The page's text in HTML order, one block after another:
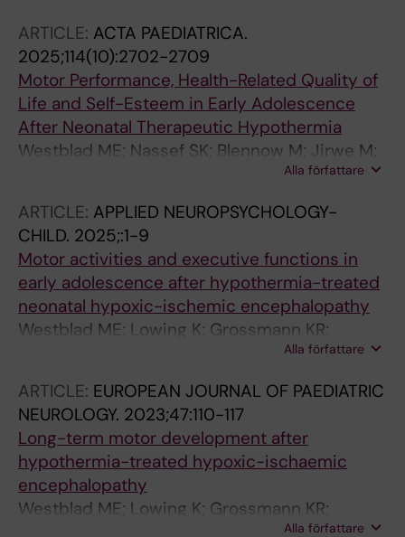
ARTICLE: ACTA PAEDIATRICA.
2025;114(10):2702-2709
Motor Performance, Health-Related Quality of
Life and Self-Esteem in Early Adolescence
After Neonatal Therapeutic Hypothermia
Westblad ME; Nassef SK; Blennow M; Jirwe M;
Alla författare
ARTICLE: APPLIED NEUROPSYCHOLOGY-
CHILD. 2025;:1-9
Motor activities and executive functions in
early adolescence after hypothermia-treated
neonatal hypoxic-ischemic encephalopathy
Westblad ME; Lowing K; Grossmann KR;
Andersson C; Blennow M; Lindstrom KAlla författare
ARTICLE: EUROPEAN JOURNAL OF PAEDIATRIC
NEUROLOGY. 2023;47:110-117
Long-term motor development after
hypothermia-treated hypoxic-ischaemic
encephalopathy
Westblad ME; Lowing K; Grossmann KR;
Alla författare